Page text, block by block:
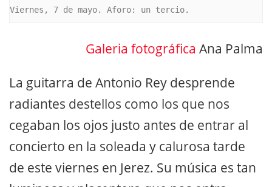
Viernes, 7 de mayo. Aforo: un tercio.
Galeria fotográfica Ana Palma
La guitarra de Antonio Rey desprende
radiantes destellos como los que nos
cegaban los ojos justo antes de entrar al
concierto en la soleada y calurosa tarde
de este viernes en Jerez. Su música es tan